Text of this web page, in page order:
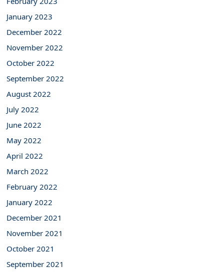
January 2023
December 2022
November 2022
October 2022
September 2022
August 2022
July 2022
June 2022
May 2022
April 2022
March 2022
February 2022
January 2022
December 2021
November 2021
October 2021
September 2021